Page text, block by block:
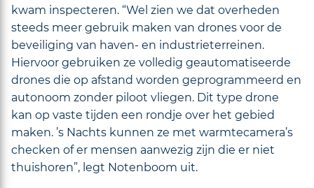
kwam inspecteren. “Wel zien we dat overheden
steeds meer gebruik maken van drones voor de
beveiliging van haven- en industrieterreinen.
Hiervoor gebruiken ze volledig geautomatiseerde
drones die op afstand worden geprogrammeerd en
autonoom zonder piloot vliegen. Dit type drone
kan op vaste tijden een rondje over het gebied
maken. ’s Nachts kunnen ze met warmtecamera’s
checken of er mensen aanwezig zijn die er niet
thuishoren”, legt Notenboom uit.